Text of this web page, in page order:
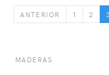
ANTERIOR PREVIOUS
1 2
MADERAS